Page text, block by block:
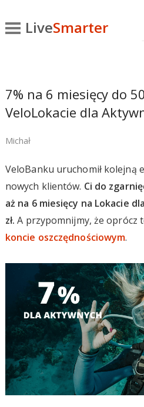
LiveSmarter
7% na 6 miesięcy do
VeloLokacie dla
Michał
VeloBanku uruchomił kolejną
nowych klientów. Ci do
aż na 6 miesięcy na Lokacie
zł. A przypomnijmy, że oprócz
koncie oszczędnościowym.